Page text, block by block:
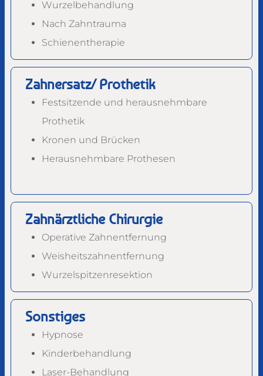
Wurzelbehandlung
Nach Zahntrauma
Schienentherapie
Zahnersatz/ Prothetik
Festsitzende und herausnehmbare
Prothetik
Kronen und Brücken
Herausnehmbare Prothesen
Zahnärztliche Chirurgie
Operative Zahnentfernung
Weisheitszahn­entfernung
Wurzelspitzen­resektion
Sonstiges
Hypnose
Kinderbehandlung
Laser-Behandlung